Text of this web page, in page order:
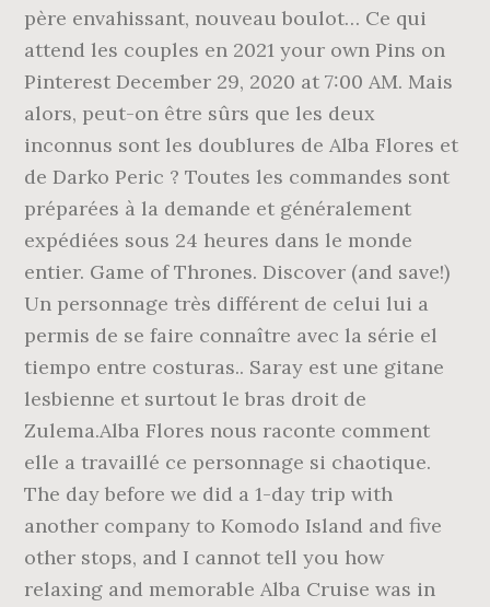
père envahissant, nouveau boulot… Ce qui
attend les couples en 2021 your own Pins on
Pinterest December 29, 2020 at 7:00 AM. Mais
alors, peut-on être sûrs que les deux
inconnus sont les doublures de Alba Flores et
de Darko Peric ? Toutes les commandes sont
préparées à la demande et généralement
expédiées sous 24 heures dans le monde
entier. Game of Thrones. Discover (and save!)
Un personnage très différent de celui lui a
permis de se faire connaître avec la série el
tiempo entre costuras.. Saray est une gitane
lesbienne et surtout le bras droit de
Zulema.Alba Flores nous raconte comment
elle a travaillé ce personnage si chaotique.
The day before we did a 1-day trip with
another company to Komodo Island and five
other stops, and I cannot tell you how
relaxing and memorable Alba Cruise was in